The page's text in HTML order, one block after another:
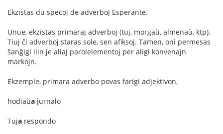
Ekzistas du specoj de adverboj Esperante.
Unue, ekzistas primaraj adverboj (tuj, morgaŭ, almenaŭ, ktp).
Tiuj ĉi adverboj staras sole, sen afiksoj. Tamen, oni permesas
ŝanĝigi ilin je aliaj parolelementoj per aligi konvenajn
markojn.
Ekzemple, primara adverbo povas farigi adjektivon,
hodiaŭaĵurnalo
Tuja respondo